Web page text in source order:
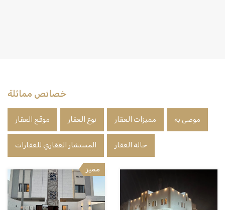
خصائص مماثلة
موصى به مميزات العقار نوع العقار موقع العقار
حالة العقار المستشار العقاري للعقارات
مميز